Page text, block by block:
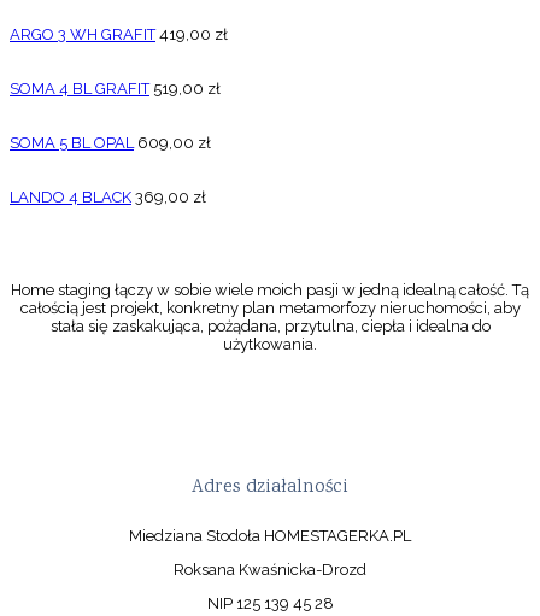
ARGO 3 WH GRAFIT 419,00 zł
SOMA 4 BL GRAFIT 519,00 zł
SOMA 5 BL OPAL 609,00 zł
LANDO 4 BLACK 369,00 zł
Home staging łączy w sobie wiele moich pasji w jedną idealną całość. Tą
całością jest projekt, konkretny plan metamorfozy nieruchomości, aby
stała się zaskakująca, pożądana, przytulna, ciepła i idealna do
użytkowania.
Adres działalności
Miedziana Stodoła HOMESTAGERKA.PL
Roksana Kwaśnicka-Drozd
NIP 125 139 45 28